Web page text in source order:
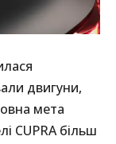
двигуни,
мета
CUPRA більш